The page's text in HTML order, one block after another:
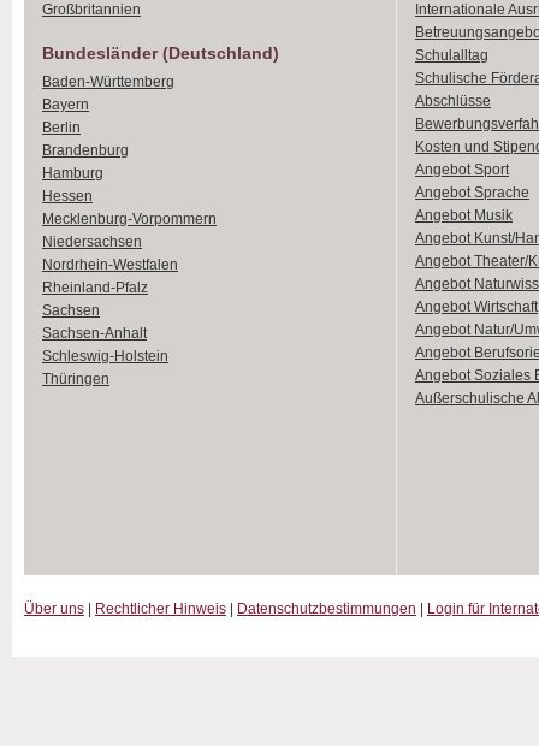
Großbritannien
Bundesländer (Deutschland)
Baden-Württemberg
Bayern
Berlin
Brandenburg
Hamburg
Hessen
Mecklenburg-Vorpommern
Niedersachsen
Nordrhein-Westfalen
Rheinland-Pfalz
Sachsen
Sachsen-Anhalt
Schleswig-Holstein
Thüringen
Internationale
Schulalltag
Schulische
Abschlüsse
Kosten und
Angebot Sport
Angebot Sprache
Angebot Musik
Angebot Kunst/
Angebot Theater/
Angebot
Angebot Wirtschaft
Angebot Natur/
Angebot
Angebot Soziales
Außerschulische
Über uns Rechtlicher Hinweis Datenschutzbestimmungen Login für